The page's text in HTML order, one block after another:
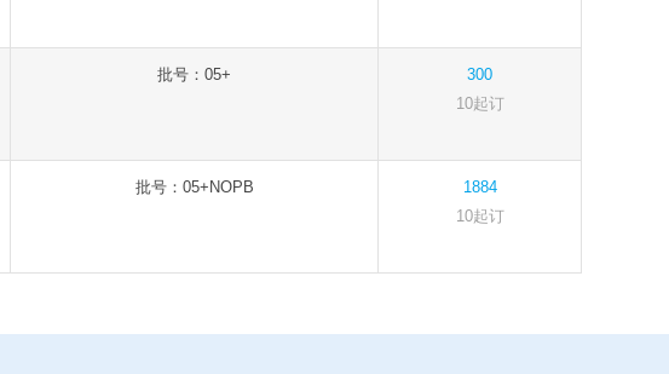
批号：05+
300
10起订
批号：05+NOPB
1884
10起订